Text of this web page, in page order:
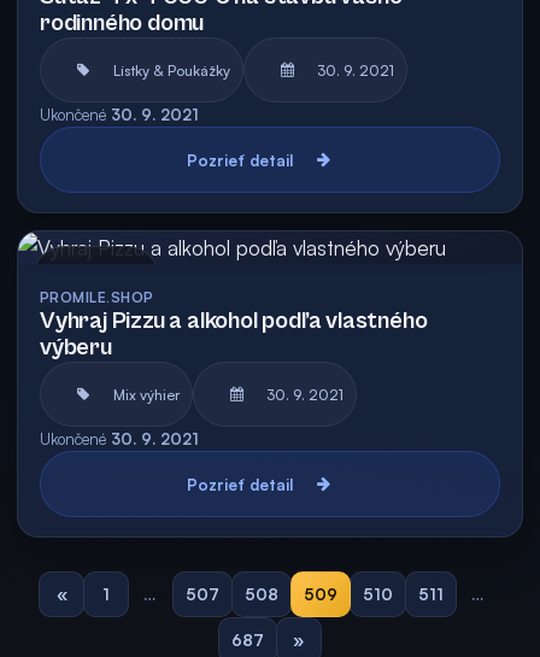
rodinného domu
Lístky & Poukážky 30. 9. 2021
Ukončené 30. 9. 2021
Pozrieť detail
PROMILE.SHOP
Vyhraj Pizzu a alkohol podľa vlastného
výberu
Mix výhier 30. 9. 2021
Ukončené 30. 9. 2021
Pozrieť detail
« 1 … 507 508 509 510 511 …
687 »